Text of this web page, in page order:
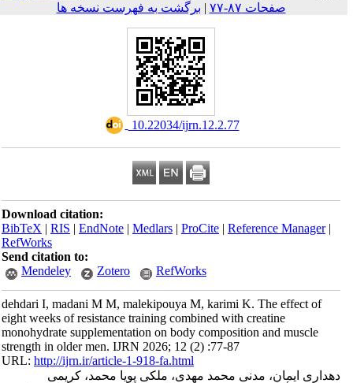
صفحات ۸۷-۷۷
|برگشت به فهرست نسخه ها
‎ 10.22034/ijrn.12.2.77
Download citation:
BibTeX|RIS|EndNote|Medlars|ProCite|Reference Manager
RefWorks
Send citation to:
Mendeley
Zotero RefWorks
dehdari I, madani M M, malekipouya M, karimi K. The effect of
eight weeks of resistance training combined with creatine
monohydrate supplementation on body composition and muscle
strength in older men. IJRN 2026; 12 (2) :77-87
URL:http://ijrn.ir/article-1-918-fa.html
دهداری ایمان، مدنی محمد مهدی، ملکی پویا محمد، کریمی